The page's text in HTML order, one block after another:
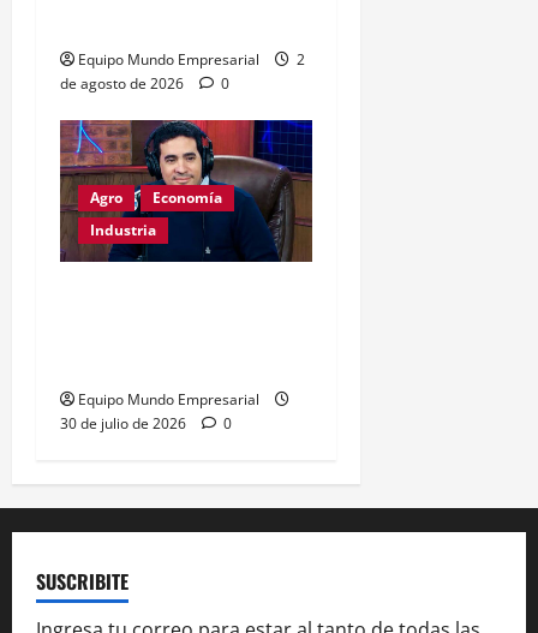
Equipo Mundo Empresarial
2
de agosto de 2026
0
Agro
Economía
Industria
Equipo Mundo Empresarial
30 de julio de 2026
0
SUSCRIBITE